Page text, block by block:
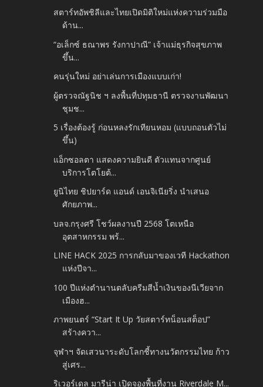
สตาร์ทอัพชิลีและไทยเปิดมิติใหม่แห่งความร่วมมือ
ด้าน...
“อเล็กซ์ ธณาพร รังกาปาณี” เจ้าแม่ธุรกิจสุขภาพ
ขึ้น...
คนรุ่นใหม่ อย่าเล่นการเมืองแบบเก่า!
ผู้ตรวจณัฐนิช ฯ ลงพื้นที่ปทุมธานี ตรวจงานพัฒนา
ชุมช...
5 เรื่องต้องรู้ ก่อนหลงรักเทียนหอม (แบบถอนตัวไม่
ขึ้น)
แอ็กซอลตา แสดงความยินดี ตัวแทนจากศูนย์
บริการโตโยต้...
ยูนิไทย ชิปยาร์ด แอนด์ เอนจิเนียริ่ง นำเสนอ
ศักยภาพ...
บลจ.กรุงศรี โชว์ผลงานปี 2568 โตเหนือ
อุตสาหกรรม พร้...
LINE HACK 2025 การกลับมาของเวที Hackathon
แห่งปีจา...
100 ปีแห่งตำนานตลับครีมสีน้ำเงินของนีเวียจาก
เมืองฮ...
ภาพยนตร์ “Start It Up วัยสตาร์ทน็อนสต็อป”
สร้างควา...
จุฬาฯ จัดเสวนาระดับโลกชี้ทางนวัตกรรมไทย ก้าว
สู่เศร...
ริเวอร์เดล มารีน่า เปิดจองพื้นที่งาน Riverdale M...